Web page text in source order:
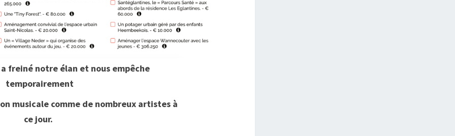
a freiné notre élan et nous empêche
temporairement
musicale comme de nombreux artistes à
ce jour.